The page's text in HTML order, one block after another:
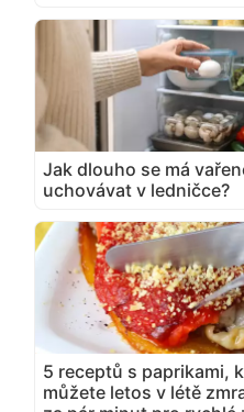
Jak dlouho se má
uchovávat v ledničce?
5 receptů s paprikami,
můžete letos v létě